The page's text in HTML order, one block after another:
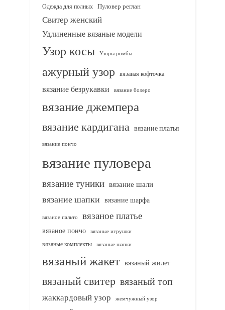
Одежда для полных Пуловер реглан
Свитер женский
Удлиненные вязаные модели
Узор косы Узоры ромбы
ажурный узор вязаная кофточка
вязание безрукавки вязание болеро
вязание джемпера
вязание кардигана вязание платья
вязание пончо
вязание пуловера
вязание туники вязание шали
вязание шапки вязание шарфа
вязаное пальто вязаное платье
вязаное пончо вязаные игрушки
вязаные комплекты
вязаные шапки
вязаный жакет вязаный жилет
вязаный свитер вязаный топ
жаккардовый узор жемчужный узор